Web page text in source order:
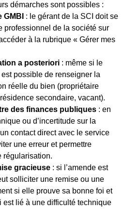
démarches sont possibles :
: le gérant de la SCI doit se
professionnel de la société sur
à la rubrique « Gérer mes
a posteriori : même si le
possible de renseigner la
réelle du bien (propriétaire
secondaire, vacant).
des finances publiques : en
ou d’incertitude sur la
contact direct avec le service
une erreur et permettre
régularisation.
gracieuse : si l’amende est
solliciter une remise ou une
si elle prouve sa bonne foi et
est lié à une difficulté technique